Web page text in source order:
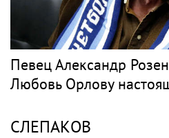
Певец Александр
Любовь Орлову
СЛЕПАКОВ